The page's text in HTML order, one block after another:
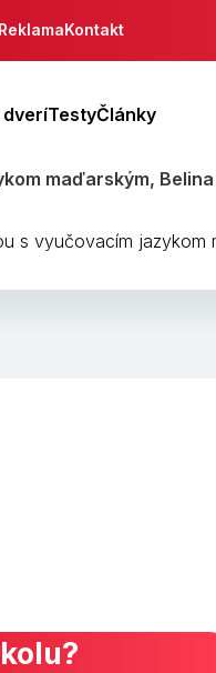
ReklamaKontakt
dveríTestyČlánky
maďarským,
s vyučovacím jazykom